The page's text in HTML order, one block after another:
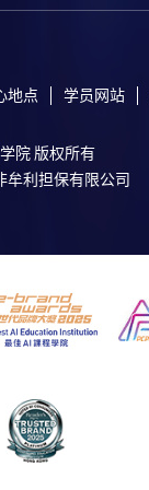
地点 学员网站
院 版权所有
牟利担保有限公司